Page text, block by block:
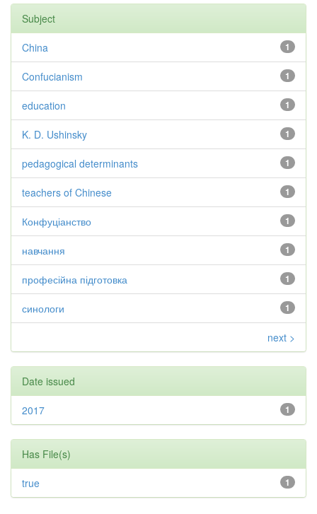
Subject
1
China
1
Confucianism
1
education
1
K. D. Ushinsky
1
pedagogical determinants
1
teachers of Chinese
1
Конфуціанство
1
навчання
1
професійна підготовка
1
синологи
next >
Date issued
1
2017
Has File(s)
1
true